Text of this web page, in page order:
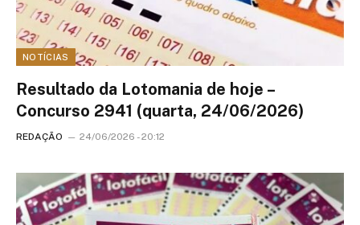
NOTÍCIAS
Resultado da Lotomania de hoje –
Concurso 2941 (quarta, 24/06/2026)
REDAÇÃO 24/06/2026 - 20:12